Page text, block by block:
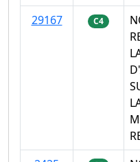
29167
C4